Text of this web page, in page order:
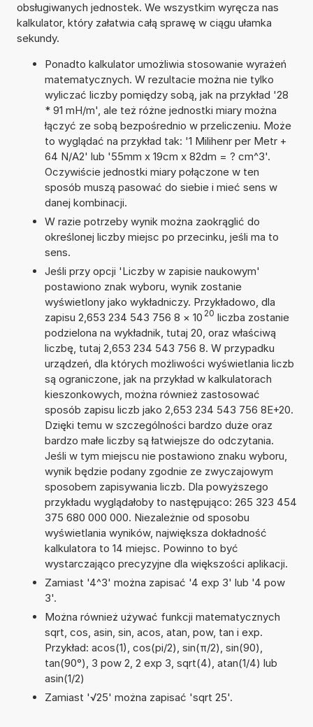
obsługiwanych jednostek. We wszystkim wyręcza nas
kalkulator, który załatwia całą sprawę w ciągu ułamka
sekundy.
Ponadto kalkulator umożliwia stosowanie wyrażeń
matematycznych. W rezultacie można nie tylko
wyliczać liczby pomiędzy sobą, jak na przykład '28
* 91 mH/m', ale też różne jednostki miary można
łączyć ze sobą bezpośrednio w przeliczeniu. Może
to wyglądać na przykład tak: '1 Milihenr per Metr +
64 N/A2' lub '55mm x 19cm x 82dm = ? cm^3'.
Oczywiście jednostki miary połączone w ten
sposób muszą pasować do siebie i mieć sens w
danej kombinacji.
W razie potrzeby wynik można zaokrąglić do
określonej liczby miejsc po przecinku, jeśli ma to
sens.
Jeśli przy opcji 'Liczby w zapisie naukowym'
postawiono znak wyboru, wynik zostanie
wyświetlony jako wykładniczy. Przykładowo, dla
zapisu 2,653 234 543 756 8 × 10 20 liczba zostanie
podzielona na wykładnik, tutaj 20, oraz właściwą
liczbę, tutaj 2,653 234 543 756 8. W przypadku
urządzeń, dla których możliwości wyświetlania liczb
są ograniczone, jak na przykład w kalkulatorach
kieszonkowych, można również zastosować
sposób zapisu liczb jako 2,653 234 543 756 8E+20.
Dzięki temu w szczególności bardzo duże oraz
bardzo małe liczby są łatwiejsze do odczytania.
Jeśli w tym miejscu nie postawiono znaku wyboru,
wynik będzie podany zgodnie ze zwyczajowym
sposobem zapisywania liczb. Dla powyższego
przykładu wyglądałoby to następująco: 265 323 454
375 680 000 000. Niezależnie od sposobu
wyświetlania wyników, największa dokładność
kalkulatora to 14 miejsc. Powinno to być
wystarczająco precyzyjne dla większości aplikacji.
Zamiast '4^3' można zapisać '4 exp 3' lub '4 pow
3'.
Można również używać funkcji matematycznych
sqrt, cos, asin, sin, acos, atan, pow, tan i exp.
Przykład: acos(1), cos(pi/2), sin(π/2), sin(90),
tan(90°), 3 pow 2, 2 exp 3, sqrt(4), atan(1/4) lub
asin(1/2)
Zamiast '√25' można zapisać 'sqrt 25'.